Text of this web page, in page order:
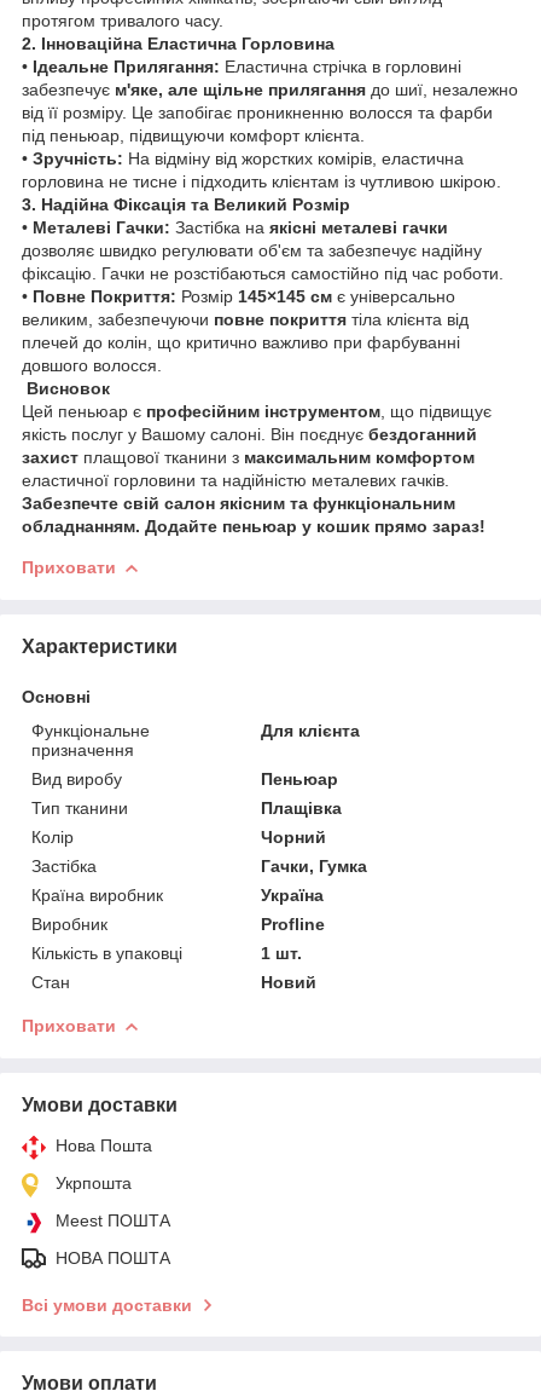
протягом тривалого часу.
2. Інноваційна Еластична Горловина
• ​ Ідеальне Прилягання: Еластична стрічка в горловині
забезпечує м'яке, але щільне прилягання до шиї, незалежно
від її розміру. Це запобігає проникненню волосся та фарби
під пеньюар, підвищуючи комфорт клієнта.
• ​ Зручність: На відміну від жорстких комірів, еластична
горловина не тисне і підходить клієнтам із чутливою шкірою.
3. Надійна Фіксація та Великий Розмір
• ​ Металеві Гачки: Застібка на якісні металеві гачки
дозволяє швидко регулювати об'єм та забезпечує надійну
фіксацію. Гачки не розстібаються самостійно під час роботи.
• ​ Повне Покриття: Розмір 145×145 см є універсально
великим, забезпечуючи повне покриття тіла клієнта від
плечей до колін, що критично важливо при фарбуванні
довшого волосся.
Висновок
​Цей пеньюар є професійним інструментом , що підвищує
якість послуг у Вашому салоні. Він поєднує бездоганний
захист плащової тканини з максимальним комфортом
еластичної горловини та надійністю металевих гачків.
Забезпечте свій салон якісним та функціональним
обладнанням. Додайте пеньюар у кошик прямо зараз!
Приховати
Характеристики
Основні
Функціональне
призначення
Для клієнта
Вид виробу
Пеньюар
Тип тканини
Плащівка
Колір
Чорний
Застібка
Гачки, Гумка
Країна виробник
Україна
Виробник
Profline
Кількість в упаковці
1 шт.
Стан
Новий
Приховати
Умови доставки
Нова Пошта
Укрпошта
Meest ПОШТА
НОВА ПОШТА
Всі умови доставки
Умови оплати